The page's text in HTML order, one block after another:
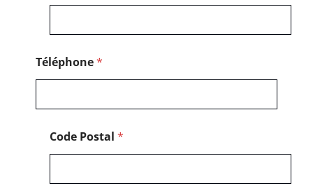
Téléphone*
Code Postal *